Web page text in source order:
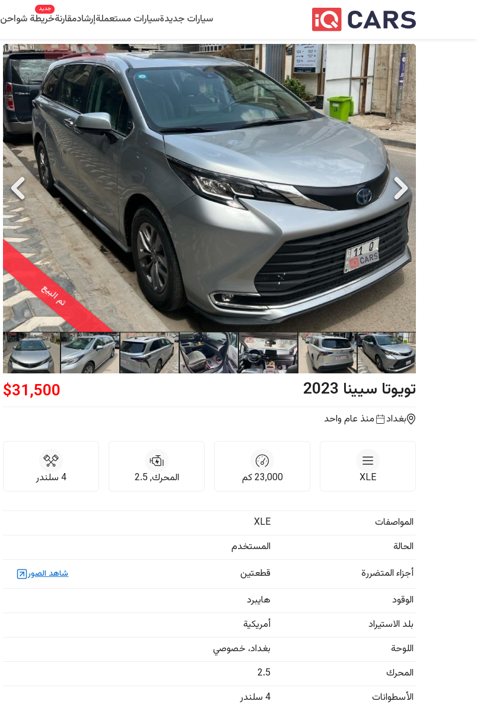
سيارات جديدةسيارات مستعملةإرشادمقارنةخريطة شواحن
جديد
تم البيع
تويوتا سيينا 2023
$31,500
بغداد منذ عام واحد
XLE
23,000كم المحرك, 2.5 4 سلندر
المواصفات
XLE
الحالة
المستخدم
أجزاء المتضررة
قطعتين شاهد الصور
الوقود
هايبرد
بلد الاستيراد
أمريكية
اللوحة
بغداد، خصوصي
المحرك
2.5
الأسطوانات
4 سلندر